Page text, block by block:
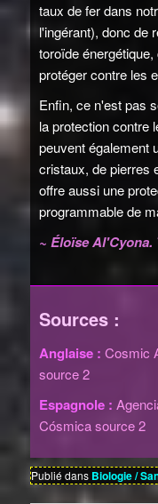
taux de fer dans
l'ingérant), donc de
toroïde
protéger contre les
Enfin, ce n'est pas
la protection contre
peuvent également
cristaux, de pierres
offre aussi une
programmable de
~ Éloïse Al'Cyona.
Sources :
Anglaise : Cosmic
source 2
Espagnole :
Cósmica source 2
Publié dans Biologie /